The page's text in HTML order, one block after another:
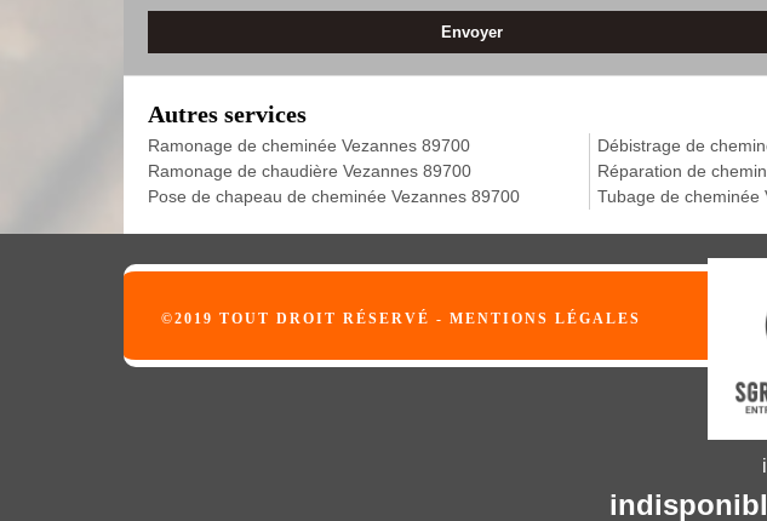
Autres services
Ramonage de cheminée Vezannes 89700
Ramonage de chaudière Vezannes 89700
Pose de chapeau de cheminée Vezannes 89700
Débistrage de
Réparation de
Tubage de cheminée
©2019 TOUT DROIT RÉSERVÉ - MENTIONS LÉGALES